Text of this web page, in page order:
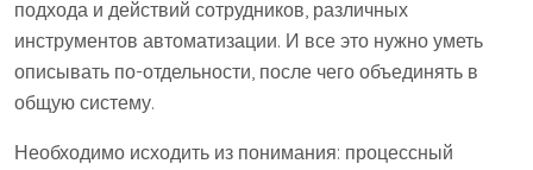
подхода и действий сотрудников, различных
инструментов автоматизации. И все это нужно уметь
описывать по-отдельности, после чего объединять в
общую систему.
Необходимо исходить из понимания: процессный